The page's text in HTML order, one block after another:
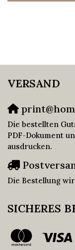
VERSAND
Die bestellten
PDF-Dokument
ausdrucken.
Die Bestellung
SICHERES